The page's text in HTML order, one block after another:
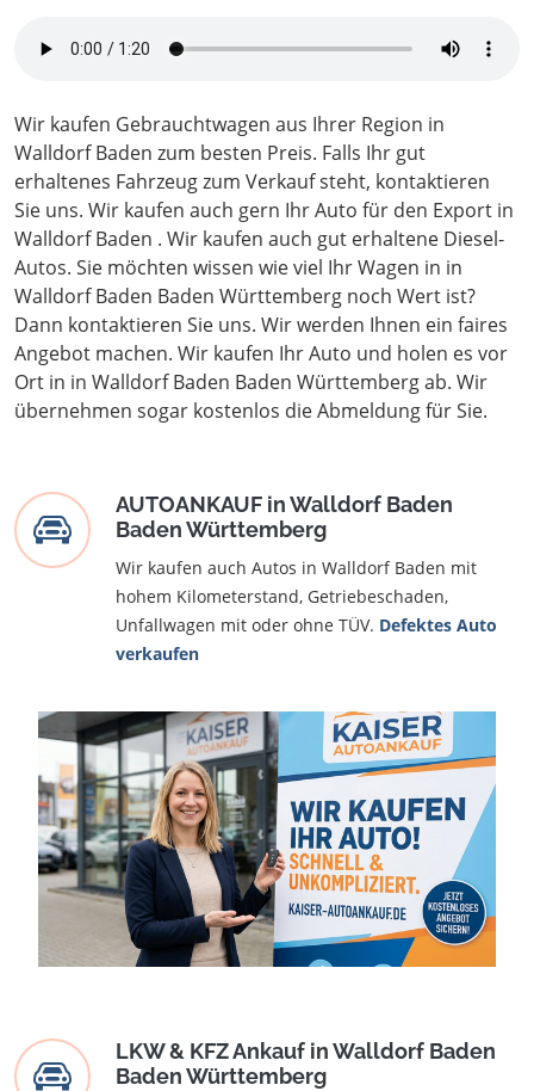
Wir kaufen Gebrauchtwagen aus Ihrer Region in
Walldorf Baden zum besten Preis. Falls Ihr gut
erhaltenes Fahrzeug zum Verkauf steht, kontaktieren
Sie uns. Wir kaufen auch gern Ihr Auto für den Export in
Walldorf Baden . Wir kaufen auch gut erhaltene Diesel-
Autos. Sie möchten wissen wie viel Ihr Wagen in in
Walldorf Baden Baden Württemberg noch Wert ist?
Dann kontaktieren Sie uns. Wir werden Ihnen ein faires
Angebot machen. Wir kaufen Ihr Auto und holen es vor
Ort in in Walldorf Baden Baden Württemberg ab. Wir
übernehmen sogar kostenlos die Abmeldung für Sie.
AUTOANKAUF in Walldorf Baden
Baden Württemberg
Wir kaufen auch Autos in Walldorf Baden mit
hohem Kilometerstand, Getriebeschaden,
Unfallwagen mit oder ohne TÜV. Defektes Auto
verkaufen
LKW & KFZ Ankauf in Walldorf Baden
Baden Württemberg